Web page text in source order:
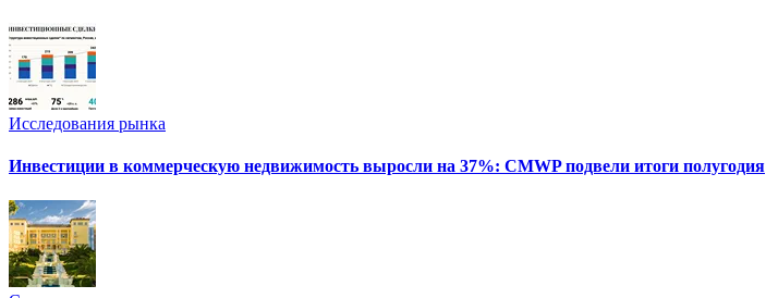
Исследования рынка
Инвестиции в коммерческую недвижимость выросли на 37%: CMWP подвели итоги полугодия